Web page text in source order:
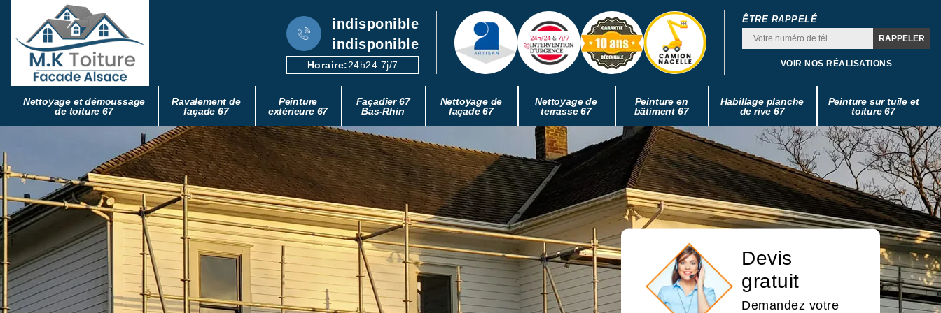
indisponible
indisponible
Horaire:24h24 7j/7
ÊTRE RAPPELÉ
VOIR NOS RÉALISATIONS
Nettoyage et démoussage
de toiture 67
Ravalement de
façade 67
Peinture
extérieure 67
Façadier 67
Bas-Rhin
Nettoyage de
façade 67
Nettoyage de
terrasse 67
Peinture en
bâtiment 67
Habillage planche
de rive 67
Peinture sur tuile et
toiture 67
Devis
gratuit
Demandez votre